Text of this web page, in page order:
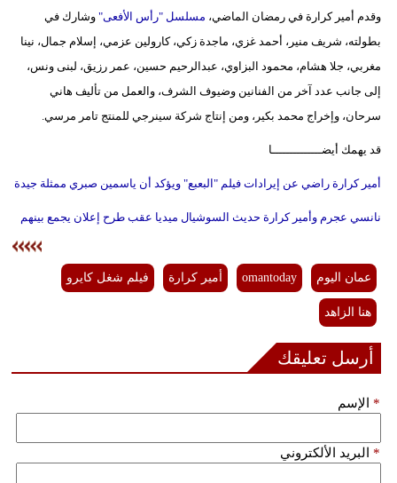
وقدم أمير كرارة في رمضان الماضي، مسلسل "رأس الأفعى" وشارك في
بطولته، شريف منير، أحمد غزي، ماجدة زكي، كارولين عزمي، إسلام جمال، نينا
مغربي، جلا هشام، محمود البزاوي، عبدالرحيم حسين، عمر رزيق، لبنى ونس،
إلى جانب عدد آخر من الفنانين وضيوف الشرف، والعمل من تأليف هاني
سرحان، وإخراج محمد بكير، ومن إنتاج شركة سينرجي للمنتج تامر مرسي.
قد يهمك أيضــــــــــــــا
أمير كرارة راضي عن إيرادات فيلم "البعبع" ويؤكد أن ياسمين صبري ممثلة جيدة
نانسي عجرم وأمير كرارة حديث السوشيال ميديا عقب طرح إعلان يجمع بينهم
عمان اليوم omantoday أمير كرارة فيلم شغل كايرو
هنا الزاهد
أرسل تعليقك
الإسم *
البريد الألكتروني *